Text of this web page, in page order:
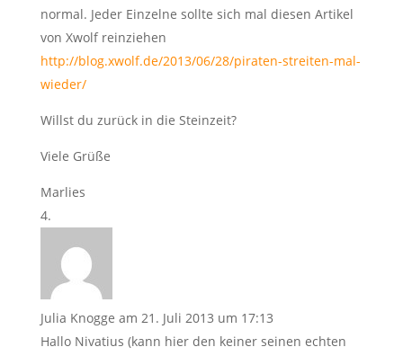
normal. Jeder Einzelne sollte sich mal diesen Artikel
von Xwolf reinziehen
http://blog.xwolf.de/2013/06/28/piraten-streiten-mal-
wieder/
Willst du zurück in die Steinzeit?
Viele Grüße
Marlies
Julia Knogge am 21. Juli 2013 um 17:13
Hallo Nivatius (kann hier den keiner seinen echten